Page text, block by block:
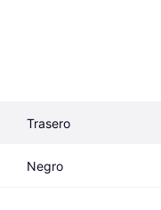
Trasero
Negro